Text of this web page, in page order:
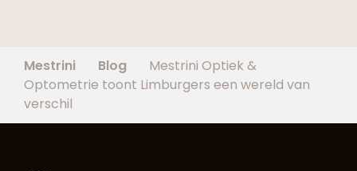
Mestrini Blog
Mestrini Optiek &
Optometrie toont Limburgers een wereld van
verschil